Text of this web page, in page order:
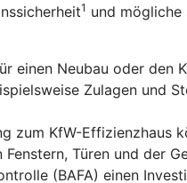
1 und mögliche
einen Neubau oder den
Zulagen und
zum KfW-Effizienzhaus
Türen und der
(BAFA) einen